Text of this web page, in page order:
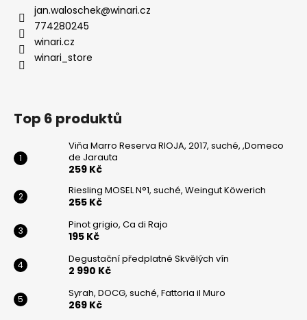
jan.waloschek@winari.cz
774280245
winari.cz
winari_store
Top 6 produktů
Viňa Marro Reserva RIOJA, 2017, suché, ,Domeco
de Jarauta
259 Kč
Riesling MOSEL N°1, suché, Weingut Köwerich
255 Kč
Pinot grigio, Ca di Rajo
195 Kč
Degustační předplatné Skvělých vín
2 990 Kč
Syrah, DOCG, suché, Fattoria il Muro
269 Kč